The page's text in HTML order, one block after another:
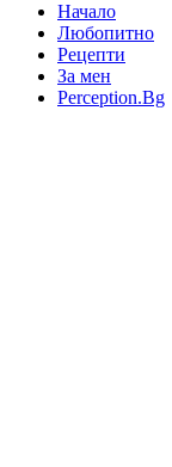
Начало
Любопитно
Рецепти
За мен
Perception.Bg